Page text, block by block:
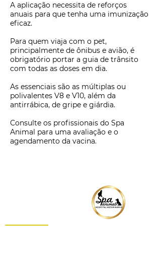
A aplicação necessita de reforços
anuais para que tenha uma imunização
eficaz.
Para quem viaja com o pet,
principalmente de ônibus e avião, é
obrigatório portar a guia de trânsito
com todas as doses em dia.
As essenciais são as múltiplas ou
polivalentes V8 e V10, além da
antirrábica, de gripe e giárdia.
Consulte os profissionais do Spa
Animal para uma avaliação e o
agendamento da vacina.